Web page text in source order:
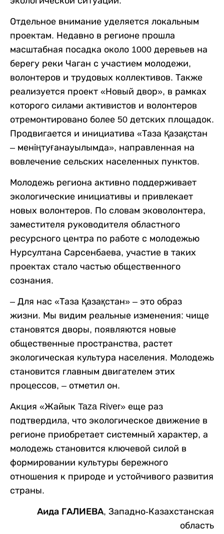
Отдельное внимание уделяется локальным
проектам. Недавно в регионе прошла
масштабная посадка около 1000 деревьев на
берегу реки Чаган с участием молодежи,
волонтеров и трудовых коллективов. Также
реализуется проект «Новый двор», в рамках
которого силами активистов и волонтеров
отремонтировано более 50 детских площадок.
Продвигается и инициатива «Таза Қазақстан
– меніңтуғанауылымда», направленная на
вовлечение сельских населенных пунктов.
Молодежь региона активно поддерживает
экологические инициативы и привлекает
новых волонтеров. По словам эковолонтера,
заместителя руководителя областного
ресурсного центра по работе с молодежью
Нурсултана Сарсенбаева, участие в таких
проектах стало частью общественного
сознания.
– Для нас «Таза Қазақстан» – это образ
жизни. Мы видим реальные изменения: чище
становятся дворы, появляются новые
общественные пространства, растет
экологическая культура населения. Молодежь
становится главным двигателем этих
процессов, – отметил он.
Акция «Жайык Taza River» еще раз
подтвердила, что экологическое движение в
регионе приобретает системный характер, а
молодежь становится ключевой силой в
формировании культуры бережного
отношения к природе и устойчивого развития
страны.
Аида ГАЛИЕВА, Западно-Казахстанская
область